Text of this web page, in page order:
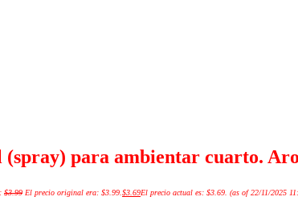
(spray) para ambientar cuarto.
$3.99 El precio original era: $3.99. $3.69El precio actual es: $3.69. (as of 22/11/2025